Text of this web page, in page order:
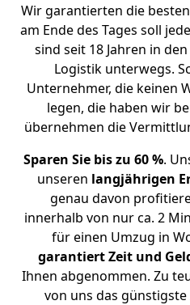
Wir garantierten die
am Ende des Tages soll
sind seit 18 Jahren in
Logistik unterwegs.
Unternehmer, die keinen
legen, die haben wir
übernehmen die
Sparen Sie bis zu 60 %.
unseren langjährigen
genau davon
innerhalb von nur ca. 2
für einen Umzug in
garantiert Zeit und
Ihnen abgenommen. Zu
von uns das